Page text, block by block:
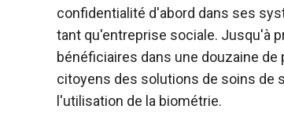
confidentialité d'abord dans ses
tant qu'entreprise sociale. Jusqu'à
bénéficiaires dans une douzaine
citoyens des solutions de soins de
l'utilisation de la biométrie.